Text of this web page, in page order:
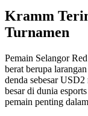
Kramm
Turnamen
Pemain Selangor
berat berupa
denda sebesar
besar di dunia
pemain penting